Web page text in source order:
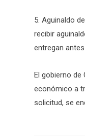
5. Aguinaldo
recibir
entregan
El gobierno de
económico a
solicitud, se